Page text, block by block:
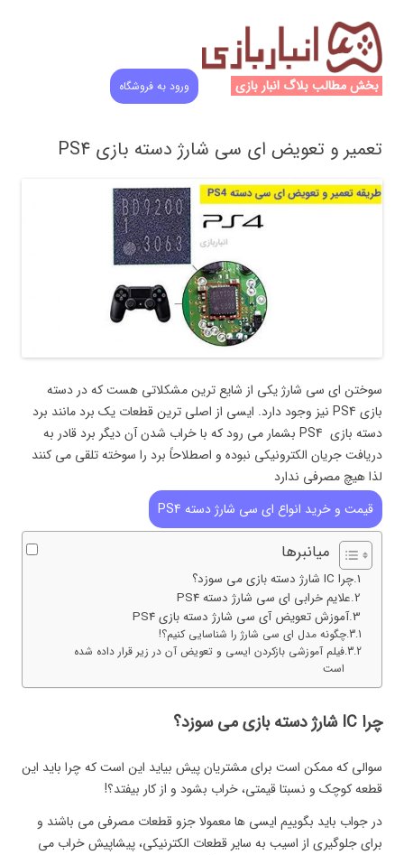
بخش مطالب بلاگ انبار بازی ورود به فروشگاه
تعمیر و تعویض ای سی شارژ دسته بازی PS4
سوختن ای سی شارژ یکی از شایع ترین مشکلاتی هست که در دسته
بازی PS4 نیز وجود دارد. ایسی از اصلی ترین قطعات یک برد مانند برد
دسته بازی PS4 بشمار می رود که با خراب شدن آن دیگر برد قادر به
دریافت جریان الکترونیکی نبوده و اصطلاحاً برد را سوخته تلقی می کنند
لذا هیچ مصرفی ندارد
قیمت و خرید انواع ای سی شارژ دسته PS4
میانبرها
چرا IC شارژ دسته بازی می سوزد؟
علایم خرابی ای سی شارژ دسته PS4
آموزش تعویض آی سی شارژ دسته بازی PS4
چگونه مدل ای سی شارژ را شناسایی کنیم؟!
فیلم آموزشی بازکردن ایسی و تعویض آن در زیر قرار داده شده
است
چرا IC شارژ دسته بازی می سوزد؟
سوالی که ممکن است برای مشتریان پیش بیاید این است که چرا باید این
قطعه کوچک و نسبتا قیمتی، خراب بشود و از کار بیفتد؟!
در جواب باید بگوییم ایسی ها معمولا جزو قطعات مصرفی می باشند و
برای جلوگیری از اسیب به سایر قطعات الکترنیکی، پیشاپیش خراب می